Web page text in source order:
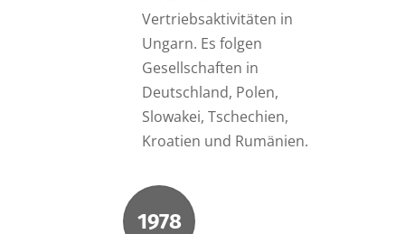
Vertriebsaktivitäten in
Ungarn. Es folgen
Gesellschaften in
Deutschland, Polen,
Slowakei, Tschechien,
Kroatien und Rumänien.
1978